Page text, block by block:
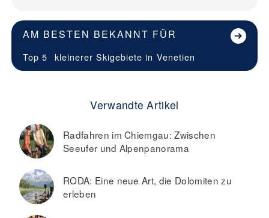
AM BESTEN BEKANNT FÜR
Top 5 kleinerer Skigebiete in Venetien
Verwandte Artikel
Radfahren im Chiemgau: Zwischen
Seeufer und Alpenpanorama
RODA: Eine neue Art, die Dolomiten zu
erleben